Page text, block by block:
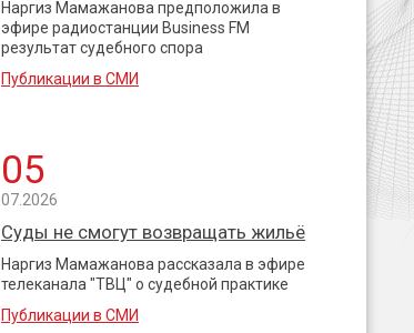
Наргиз Мамажанова предположила в
эфире радиостанции Business FM
результат судебного спора
Публикации в СМИ
05
07.2026
Суды не смогут возвращать жильё
Наргиз Мамажанова рассказала в эфире
телеканала "ТВЦ" о судебной практике
Публикации в СМИ